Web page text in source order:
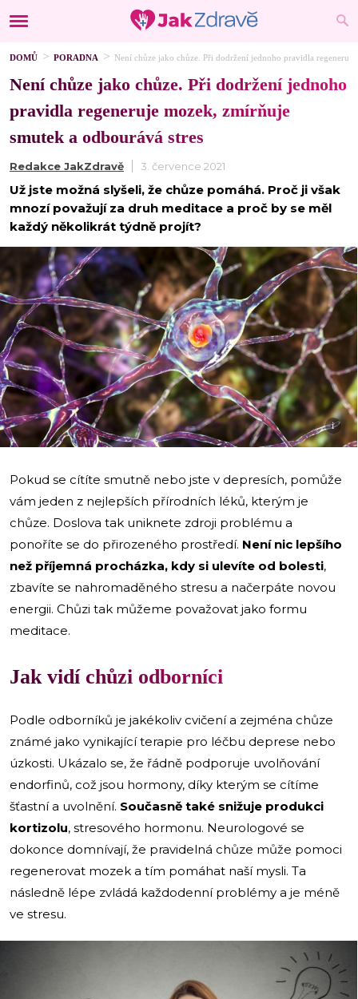
DOMŮ PORADNA Není chůze jako chůze. Při dodržení jednoho pravidla
Není chůze jako chůze. Při dodržení jednoho
pravidla regeneruje mozek, zmírňuje
smutek a odbourává stres
Redakce JakZdravě 3. července 2021
Už jste možná slyšeli, že chůze pomáhá. Proč ji však
mnozí považují za druh meditace a proč by se měl
každý několikrát týdně projít?
i
Pokud se cítíte smutně nebo jste v depresích, pomůže
vám jeden z nejlepších přírodních léků, kterým je
chůze. Doslova tak uniknete zdroji problému a
ponoříte se do přirozeného prostředí. Není nic lepšího
než příjemná procházka, kdy si ulevíte od bolesti,
zbavíte se nahromaděného stresu a načerpáte novou
energii. Chůzi tak můžeme považovat jako formu
meditace.
Jak vidí chůzi odborníci
Podle odborníků je jakékoliv cvičení a zejména chůze
známé jako vynikající terapie pro léčbu deprese nebo
úzkosti. Ukázalo se, že řádně podporuje uvolňování
endorfinů, což jsou hormony, díky kterým se cítíme
šťastní a uvolnění. Současně také snižuje produkci
kortizolu, stresového hormonu. Neurologové se
dokonce domnívají, že pravidelná chůze může pomoci
regenerovat mozek a tím pomáhat naší mysli. Ta
následně lépe zvládá každodenní problémy a je méně
ve stresu.